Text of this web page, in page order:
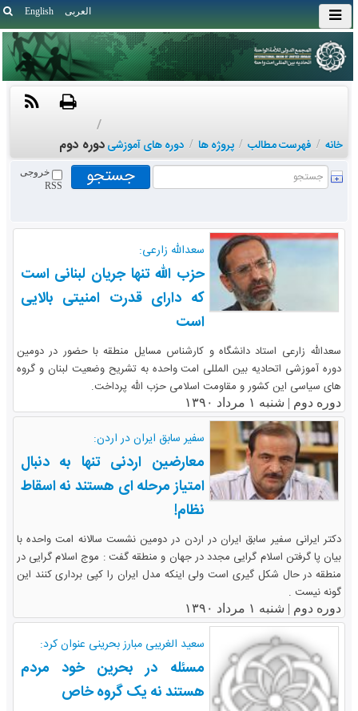
English العربی
خانه / فهرست مطالب / پروژه ها / دوره های آموزشی
/
دوره دوم
خروجی
RSS
سعدالله زارعی:
حزب الله تنها جریان لبنانی است
که دارای قدرت امنیتی بالایی
است
سعدالله زارعی استاد دانشگاه و کارشناس مسایل منطقه با حضور در دومین
دوره آموزشی اتحادیه بین المللی امت واحده به تشریح وضعیت لبنان و گروه
های سیاسی این کشور و مقاومت اسلامی حزب الله پرداخت.
دوره دوم | شنبه ۱ مرداد ۱۳۹۰
سفیر سابق ایران در اردن:
معارضین اردنی تنها به دنبال
امتیاز مرحله ای هستند نه اسقاط
نظام!
دکتر ایرانی سفیر سابق ایران در اردن در دومین نشست سالانه امت واحده با
بیان پا گرفتن اسلام گرایی مجدد در جهان و منطقه گفت : موج اسلام گرایی در
منطقه در حال شکل گیری است ولی اینکه مدل ایران را کپی برداری کنند این
گونه نیست .
دوره دوم | شنبه ۱ مرداد ۱۳۹۰
سعید الغریبی مبارز بحرینی عنوان کرد:
مسئله در بحرین خود مردم
هستند نه یک گروه خاص